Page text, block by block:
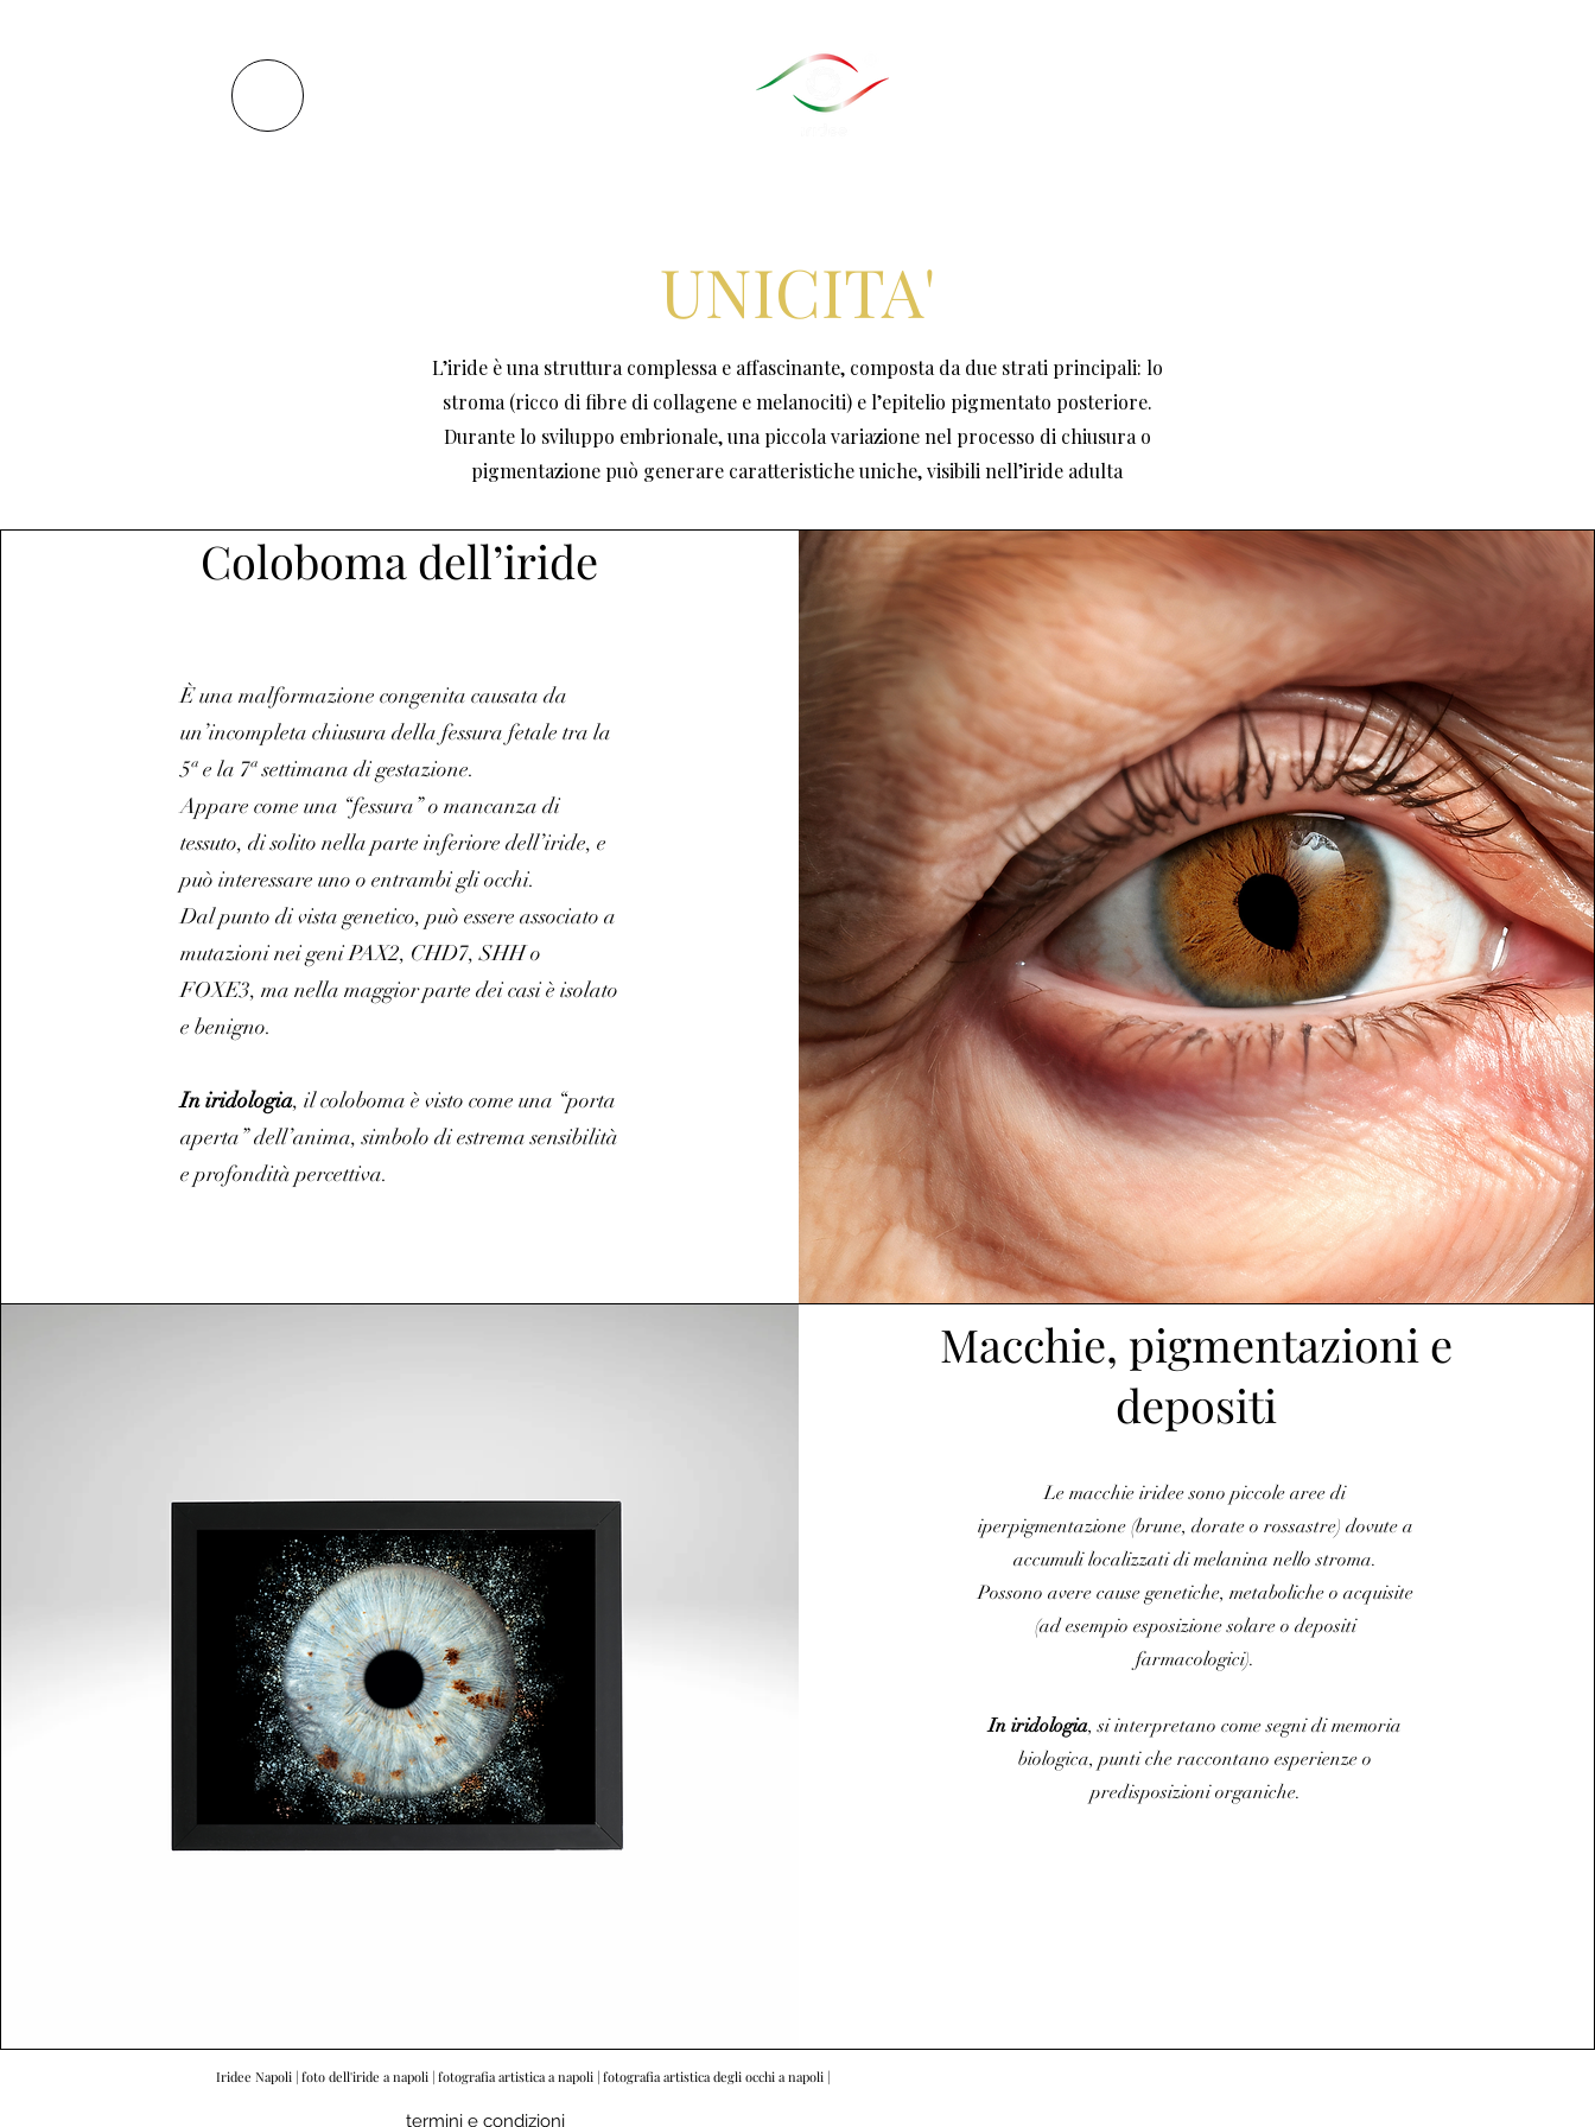
UNICITA'
L’iride è una struttura complessa e affascinante, composta da due strati principali: lo
stroma (ricco di fibre di collagene e melanociti) e l’epitelio pigmentato posteriore.
Durante lo sviluppo embrionale, una piccola variazione nel processo di chiusura o
pigmentazione può generare caratteristiche uniche, visibili nell’iride adulta
Coloboma dell’iride
È una malformazione congenita causata da
un’incompleta chiusura della fessura fetale tra la
5ª e la 7ª settimana di gestazione.
Appare come una “fessura” o mancanza di
tessuto, di solito nella parte inferiore dell’iride, e
può interessare uno o entrambi gli occhi.
Dal punto di vista genetico, può essere associato a
mutazioni nei geni PAX2, CHD7, SHH o
FOXE3, ma nella maggior parte dei casi è isolato
e benigno.
In iridologia, il coloboma è visto come una “porta
aperta” dell’anima, simbolo di estrema sensibilità
e profondità percettiva.
Macchie, pigmentazioni e
depositi
Le macchie iridee sono piccole aree di
iperpigmentazione (brune, dorate o rossastre) dovute a
accumuli localizzati di melanina nello stroma.
Possono avere cause genetiche, metaboliche o acquisite
(ad esempio esposizione solare o depositi
farmacologici).
In iridologia, si interpretano come segni di memoria
biologica, punti che raccontano esperienze o
predisposizioni organiche.
Iridee Napoli | foto dell'iride a napoli | fotografia artistica a napoli | fotografia artistica degli occhi a napoli |
termini e condizioni